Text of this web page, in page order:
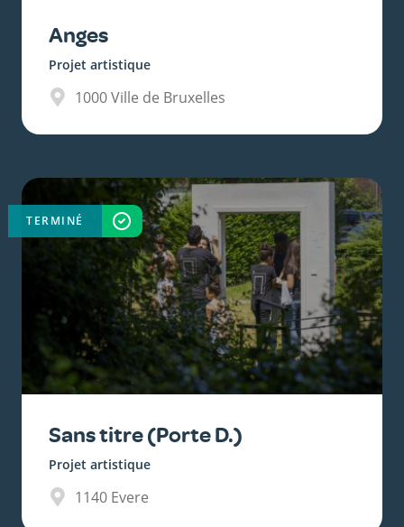
Anges
Projet artistique
1000Ville de Bruxelles
Sans titre (Porte D.)
Projet artistique
1140 Evere
TERMINÉ